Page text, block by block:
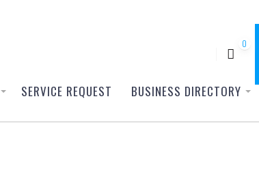
0
SERVICE REQUEST BUSINESS DIRECTORY